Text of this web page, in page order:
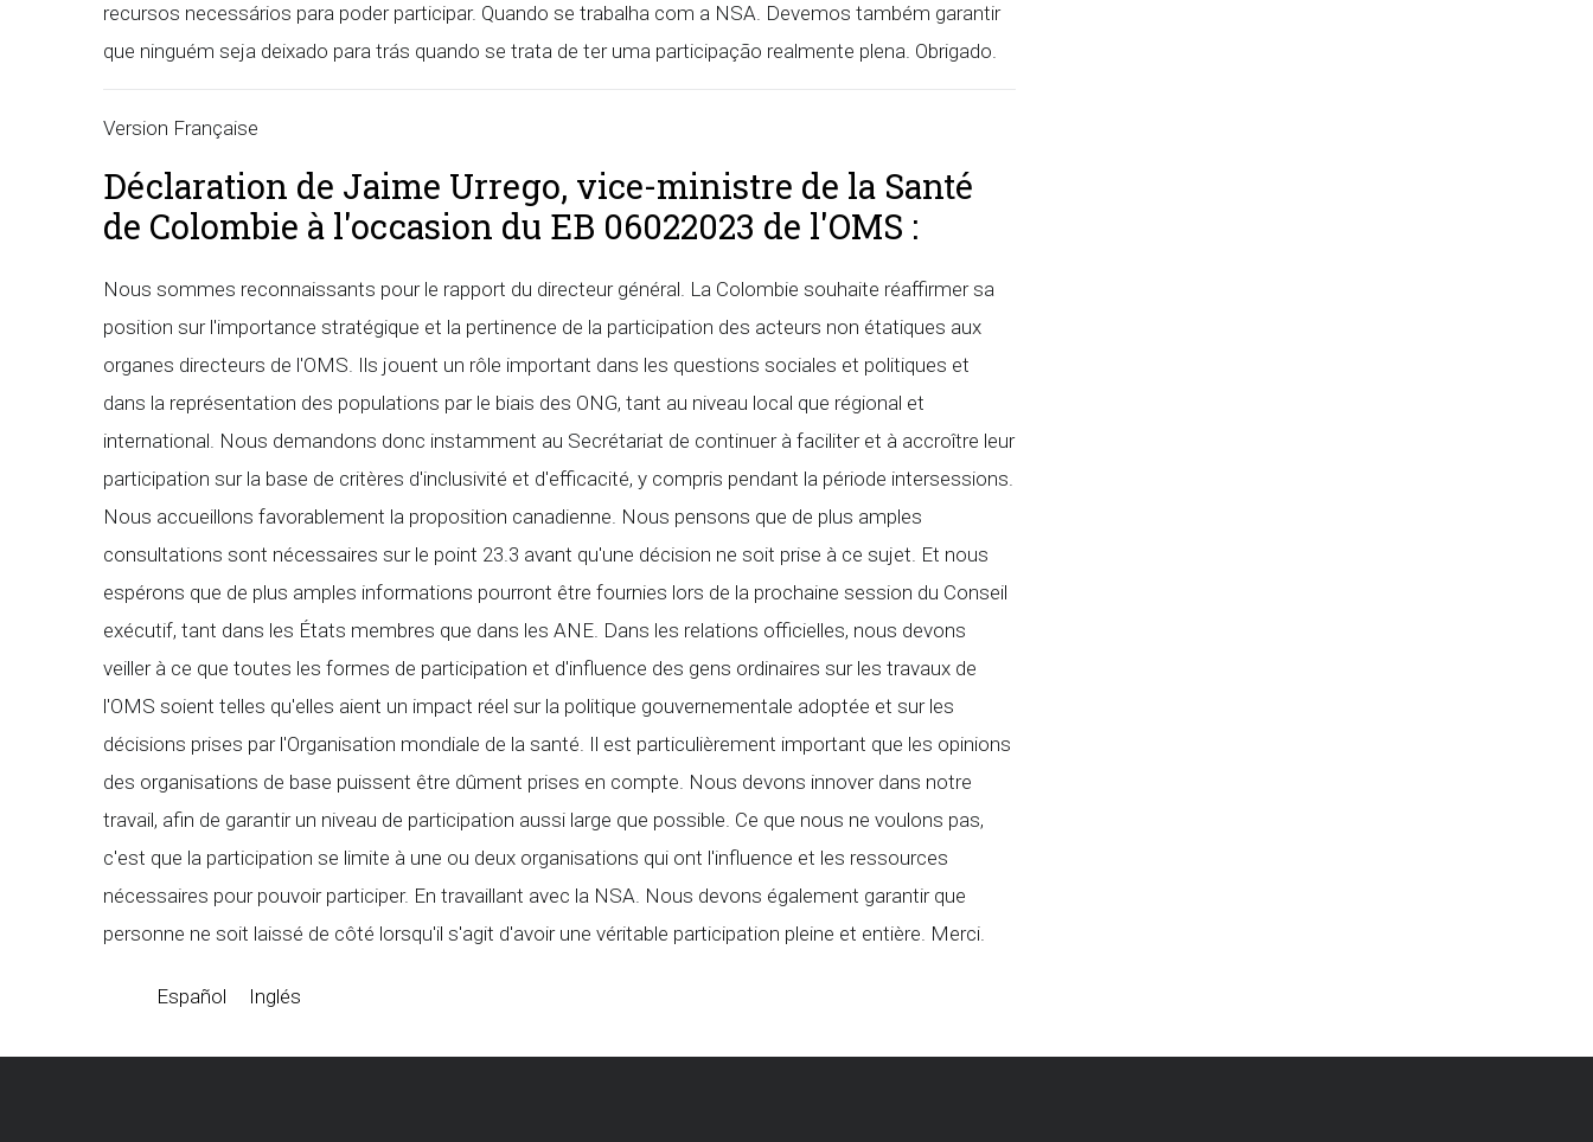
recursos necessários para poder participar. Quando se trabalha com a NSA. Devemos também garantir
que ninguém seja deixado para trás quando se trata de ter uma participação realmente plena. Obrigado.
Version Française
Déclaration de Jaime Urrego, vice-ministre de la Santé
de Colombie à l'occasion du EB 06022023 de l'OMS :
Nous sommes reconnaissants pour le rapport du directeur général. La Colombie souhaite réaffirmer sa
position sur l'importance stratégique et la pertinence de la participation des acteurs non étatiques aux
organes directeurs de l'OMS. Ils jouent un rôle important dans les questions sociales et politiques et
dans la représentation des populations par le biais des ONG, tant au niveau local que régional et
international. Nous demandons donc instamment au Secrétariat de continuer à faciliter et à accroître leur
participation sur la base de critères d'inclusivité et d'efficacité, y compris pendant la période intersessions.
Nous accueillons favorablement la proposition canadienne. Nous pensons que de plus amples
consultations sont nécessaires sur le point 23.3 avant qu'une décision ne soit prise à ce sujet. Et nous
espérons que de plus amples informations pourront être fournies lors de la prochaine session du Conseil
exécutif, tant dans les États membres que dans les ANE. Dans les relations officielles, nous devons
veiller à ce que toutes les formes de participation et d'influence des gens ordinaires sur les travaux de
l'OMS soient telles qu'elles aient un impact réel sur la politique gouvernementale adoptée et sur les
décisions prises par l'Organisation mondiale de la santé. Il est particulièrement important que les opinions
des organisations de base puissent être dûment prises en compte. Nous devons innover dans notre
travail, afin de garantir un niveau de participation aussi large que possible. Ce que nous ne voulons pas,
c'est que la participation se limite à une ou deux organisations qui ont l'influence et les ressources
nécessaires pour pouvoir participer. En travaillant avec la NSA. Nous devons également garantir que
personne ne soit laissé de côté lorsqu'il s'agit d'avoir une véritable participation pleine et entière. Merci.
Español Inglés